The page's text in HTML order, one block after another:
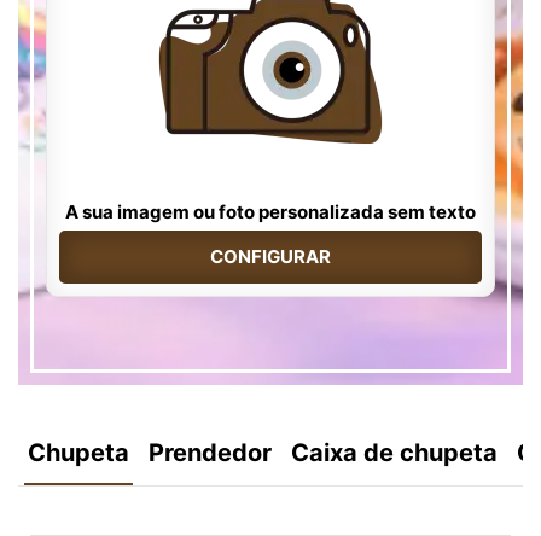
A sua imagem ou foto personalizada sem texto
CONFIGURAR
Chupeta Prendedor Caixa de chupeta